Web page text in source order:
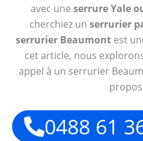
avec une serrure Yale
cherchiez un serrurier
serrurier Beaumontest
cet article, nous
appel à un serrurier
0488 61